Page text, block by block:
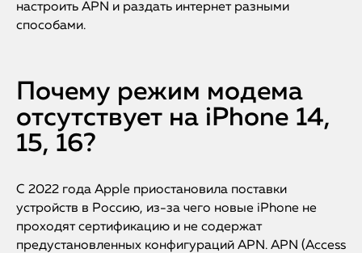
настроить APN и раздать интернет разными
способами.
Почему режим модема
отсутствует на iPhone 14,
15, 16?
С 2022 года Apple приостановила поставки
устройств в Россию, из-за чего новые iPhone не
проходят сертификацию и не содержат
предустановленных конфигураций APN. APN (Access